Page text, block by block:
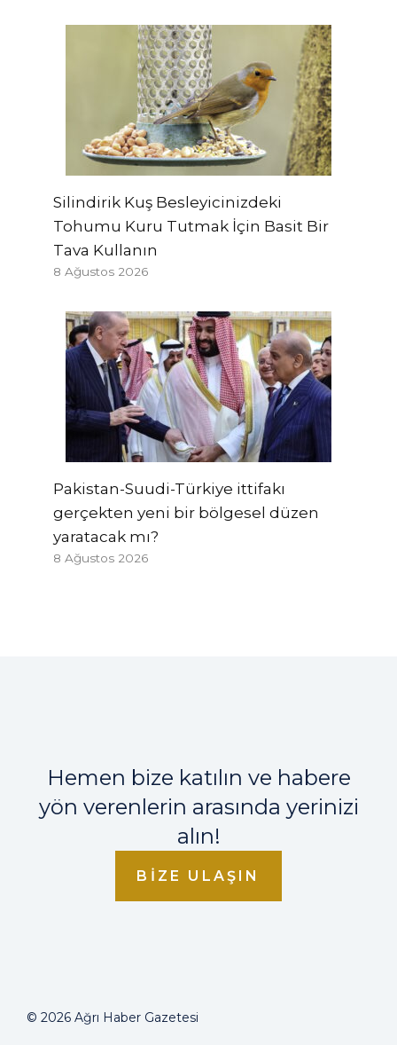
Silindirik Kuş Besleyicinizdeki
Tohumu Kuru Tutmak İçin Basit Bir
Tava Kullanın
8 Ağustos 2026
Pakistan-Suudi-Türkiye ittifakı
gerçekten yeni bir bölgesel düzen
yaratacak mı?
8 Ağustos 2026
Hemen bize katılın ve habere
yön verenlerin arasında yerinizi
alın!
BIZE ULAŞIN
© 2026 Ağrı Haber Gazetesi